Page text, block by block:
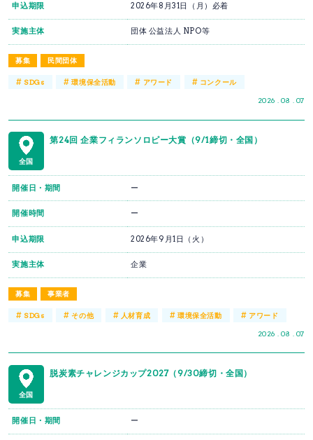
募集 民間団体
2026 . 08 . 07
申込期限 2026年8月31日（月）必着
実施主体 団体 公益法人 NPO等
#SDGs #環境保全活動 # アワード # コンクール
全国
第24回 企業フィランソロピー大賞（9/1締切・全国）
募集 事業者
2026 . 08 . 07
開催日・期間 ー
開催時間 ー
申込期限 2026年9月1日（火）
実施主体 企業
#SDGs #その他 # 人材育成 # 環境保全活動 # アワード
全国
脱炭素チャレンジカップ2027（9/30締切・全国）
開催日・期間 ー